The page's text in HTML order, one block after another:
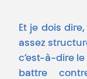
Et je dois
assez
c’est-à-dire
battre